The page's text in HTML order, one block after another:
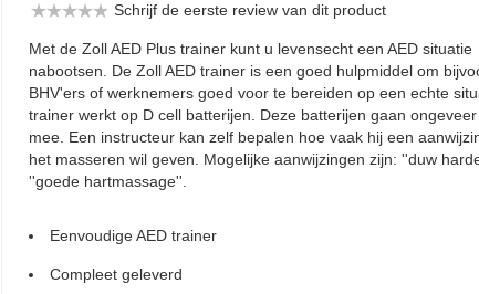
Schrijf de eerste review van dit product
Met de Zoll AED Plus trainer kunt u levensecht een AED situatie
nabootsen. De Zoll AED trainer is een goed hulpmiddel om
BHV'ers of werknemers goed voor te bereiden op een echte
trainer werkt op D cell batterijen. Deze batterijen gaan
mee. Een instructeur kan zelf bepalen hoe vaak hij een
het masseren wil geven. Mogelijke aanwijzingen zijn: ''duw
''goede hartmassage''.
Eenvoudige AED trainer
Compleet geleverd